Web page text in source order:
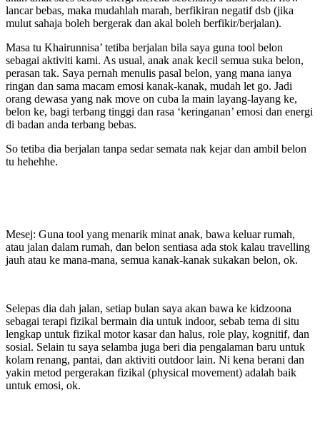
lancar bebas, maka mudahlah marah, berfikiran negatif dsb (jika
mulut sahaja boleh bergerak dan akal boleh berfikir/berjalan).
Masa tu Khairunnisa’ tetiba berjalan bila saya guna tool belon
sebagai aktiviti kami. As usual, anak anak kecil semua suka belon,
perasan tak. Saya pernah menulis pasal belon, yang mana ianya
ringan dan sama macam emosi kanak-kanak, mudah let go. Jadi
orang dewasa yang nak move on cuba la main layang-layang ke,
belon ke, bagi terbang tinggi dan rasa ‘keringanan’ emosi dan energi
di badan anda terbang bebas.
So tetiba dia berjalan tanpa sedar semata nak kejar dan ambil belon
tu hehehhe.
Mesej: Guna tool yang menarik minat anak, bawa keluar rumah,
atau jalan dalam rumah, dan belon sentiasa ada stok kalau travelling
jauh atau ke mana-mana, semua kanak-kanak sukakan belon, ok.
Selepas dia dah jalan, setiap bulan saya akan bawa ke kidzoona
sebagai terapi fizikal bermain dia untuk indoor, sebab tema di situ
lengkap untuk fizikal motor kasar dan halus, role play, kognitif, dan
sosial. Selain tu saya selamba juga beri dia pengalaman baru untuk
kolam renang, pantai, dan aktiviti outdoor lain. Ni kena berani dan
yakin metod pergerakan fizikal (physical movement) adalah baik
untuk emosi, ok.